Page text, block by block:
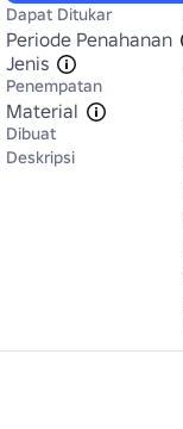
Dapat Ditukar
Periode Penahanan
Jenis
Penempatan
Material
Dibuat
Deskripsi